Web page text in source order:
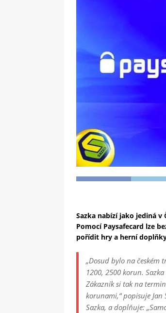
Sazka nabízí jako jediná
Pomocí Paysafecard lze
pořídit hry a herní
„Dosud bylo na českém
1200, 2500 korun.
Zákazník si tak na
korunami,“popisuje
Sazka, a doplňuje: